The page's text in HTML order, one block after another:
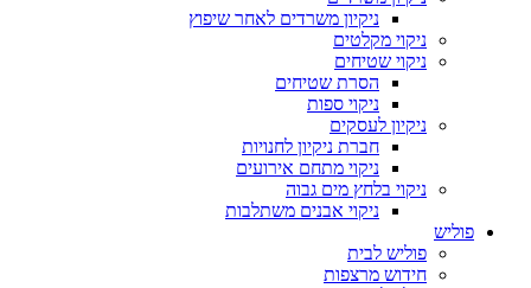
ניקיון משרדים לאחר שיפוץ
ניקוי מקלטים
ניקוי שטיחים
הסרת שטיחים
ניקוי ספות
ניקיון לעסקים
חברת ניקיון לחנויות
ניקוי מתחם אירועים
ניקוי בלחץ מים גבוה
ניקוי אבנים משתלבות
פוליש
פוליש לבית
חידוש מרצפות